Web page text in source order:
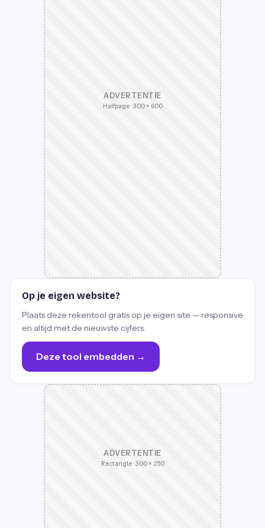
ADVERTENTIE
Halfpage · 300 × 600
Op je eigen website?
Plaats deze rekentool gratis op je eigen site — responsive
en altijd met de nieuwste cijfers.
Deze tool embedden →
ADVERTENTIE
Rectangle · 300 × 250